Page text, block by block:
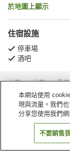
於地圖上顯示
住宿設施
停車場
酒吧
主頁 美國 路
The Westin New
本網站使用
現與流量。我們
分享您使用我們
不要銷售